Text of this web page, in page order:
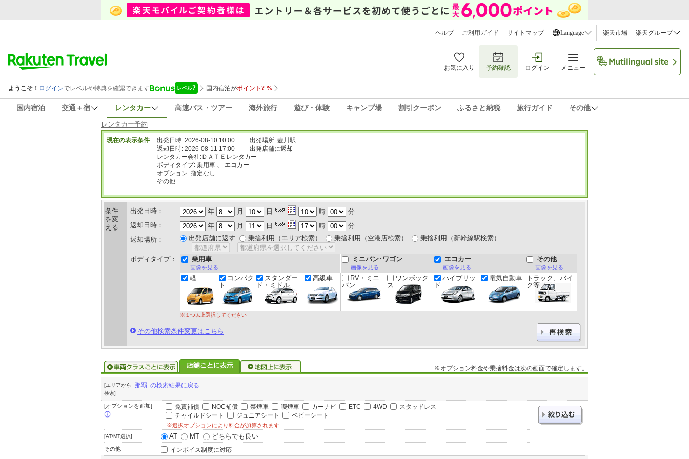
ヘルプ ご利用ガイド サイトマップ Language 楽天市場 楽天グループ
お気に入り 予約確認 ログイン メニュー
国内宿泊 交通＋宿 レンタカー 高速バス・ツアー 海外旅行 遊び・体験 キャンプ場 割引クーポン ふるさと納税 旅行ガイド その他
レンタカー予約
現在の表示条件 出発日時: 2026-08-10 10:00
出発場所: 壺川駅
返却日時: 2026-08-11 17:00
出発店舗に返却
レンタカー会社:ＤＡＴＥレンタカー
ボディタイプ: 乗用車 、 エコカー
オプション: 指定なし
その他:
条件
を変
える
出発日時： 年 月 日 時
分
返却日時：
年 月 日 時
分
返却場所：
出発店舗に返す 乗捨利用（エリア検索） 乗捨利用（空港店検索） 乗捨利用（新幹線駅検索）
ボディタイプ： 乗用車
画像を見る
ミニバン･ワゴン
画像を見る
エコカー
画像を見る
その他
画像を見る
軽
コンパク
ト
スタンダー
ド・ミドル
高級車
RV・ミニ
バン
ワンボック
ス
ハイブリッ
ド
電気自動車
トラック、バイ
ク等
※１つ以上選択してください
その他検索条件変更はこちら
※オプション料金や乗捨料金は次の画面で確定します。
[エリアから
検索]
那覇 の検索結果に戻る
[オプションを追加] 免責補償 NOC補償 禁煙車 喫煙車 カーナビ ETC 4WD
スタッドレス
チャイルドシート
ジュニアシート ベビーシート
※選択オプションにより料金が加算されます
[AT/MT選択] AT MT どちらでも良い
その他 インボイス制度に対応